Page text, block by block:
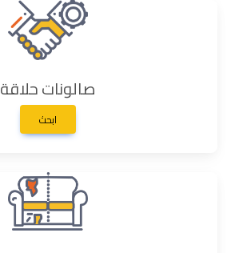
صالونات حلاقة
ابحث